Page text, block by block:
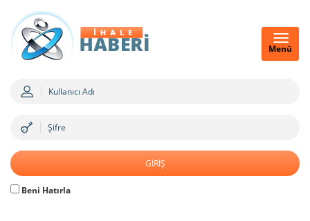
Menü
Beni Hatırla